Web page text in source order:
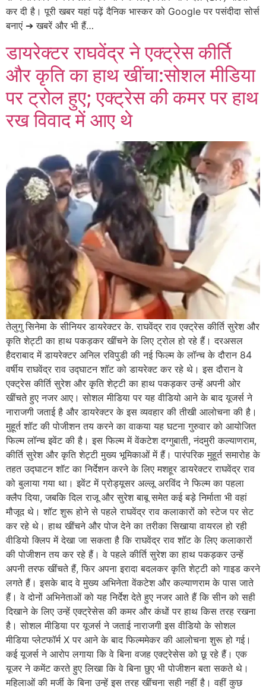
कर दी है। पूरी खबर यहां पढ़ें दैनिक भास्कर को Google पर पसंदीदा सोर्स
बनाएं ➔ खबरें और भी हैं…
डायरेक्टर राघवेंद्र ने एक्ट्रेस कीर्ति
और कृति का हाथ खींचा:सोशल मीडिया
पर ट्रोल हुए; एक्ट्रेस की कमर पर हाथ
रख विवाद में आए थे
तेलुगु सिनेमा के सीनियर डायरेक्टर के. राघवेंद्र राव एक्ट्रेस कीर्ति सुरेश और
कृति शेट्टी का हाथ पकड़कर खींचने के लिए ट्रोल हो रहे हैं। दरअसल
हैदराबाद में डायरेक्टर अनिल रविपुडी की नई फिल्म के लॉन्च के दौरान 84
वर्षीय राघवेंद्र राव उद्घाटन शॉट को डायरेक्ट कर रहे थे। इस दौरान वे
एक्ट्रेस कीर्ति सुरेश और कृति शेट्टी का हाथ पकड़कर उन्हें अपनी ओर
खींचते हुए नजर आए। सोशल मीडिया पर यह वीडियो आने के बाद यूजर्स ने
नाराजगी जताई है और डायरेक्टर के इस व्यवहार की तीखी आलोचना की है।
मुहूर्त शॉट की पोजीशन तय करने का वाकया यह घटना गुरुवार को आयोजित
फिल्म लॉन्च इवेंट की है। इस फिल्म में वेंकटेश दग्गुबाती, नंदमुरी कल्याणराम,
कीर्ति सुरेश और कृति शेट्टी मुख्य भूमिकाओं में हैं। पारंपरिक मुहूर्त समारोह के
तहत उद्घाटन शॉट का निर्देशन करने के लिए मशहूर डायरेक्टर राघवेंद्र राव
को बुलाया गया था। इवेंट में प्रोड्यूसर अल्लू अरविंद ने फिल्म का पहला
क्लैप दिया, जबकि दिल राजू और सुरेश बाबू समेत कई बड़े निर्माता भी वहां
मौजूद थे। शॉट शुरू होने से पहले राघवेंद्र राव कलाकारों को स्टेज पर सेट
कर रहे थे। हाथ खींचने और पोज देने का तरीका सिखाया वायरल हो रही
वीडियो क्लिप में देखा जा सकता है कि राघवेंद्र राव शॉट के लिए कलाकारों
की पोजीशन तय कर रहे हैं। वे पहले कीर्ति सुरेश का हाथ पकड़कर उन्हें
अपनी तरफ खींचते हैं, फिर अपना इरादा बदलकर कृति शेट्टी को गाइड करने
लगते हैं। इसके बाद वे मुख्य अभिनेता वेंकटेश और कल्याणराम के पास जाते
हैं। वे दोनों अभिनेताओं को यह निर्देश देते हुए नजर आते हैं कि सीन को सही
दिखाने के लिए उन्हें एक्ट्रेसेस की कमर और कंधों पर हाथ किस तरह रखना
है। सोशल मीडिया पर यूजर्स ने जताई नाराजगी इस वीडियो के सोशल
मीडिया प्लेटफॉर्म X पर आने के बाद फिल्ममेकर की आलोचना शुरू हो गई।
कई यूजर्स ने आरोप लगाया कि वे बिना वजह एक्ट्रेसेस को छू रहे हैं। एक
यूजर ने कमेंट करते हुए लिखा कि वे बिना छुए भी पोजीशन बता सकते थे।
महिलाओं की मर्जी के बिना उन्हें इस तरह खींचना सही नहीं है। वहीं कुछ